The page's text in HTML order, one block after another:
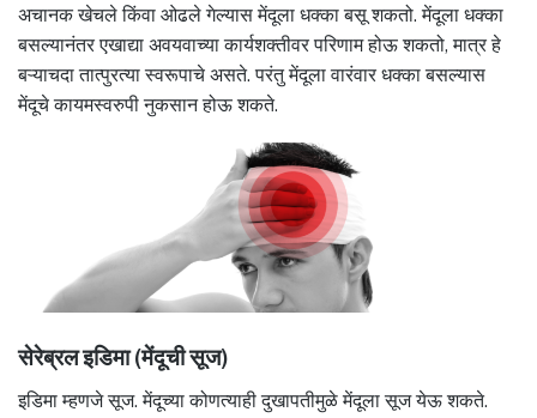
अचानक खेचले किंवा ओढले गेल्यास मेंदूला धक्का बसू शकतो. मेंदूला धक्का
बसल्यानंतर एखाद्या अवयवाच्या कार्यशक्तीवर परिणाम होऊ शकतो, मात्र हे
बऱ्याचदा तात्पुरत्या स्वरूपाचे असते. परंतु मेंदूला वारंवार धक्का बसल्यास
मेंदूचे कायमस्वरुपी नुकसान होऊ शकते.
सेरेब्रल इडिमा (मेंदूची सूज)
इडिमा म्हणजे सूज. मेंदूच्या कोणत्याही दुखापतीमुळे मेंदूला सूज येऊ शकते.